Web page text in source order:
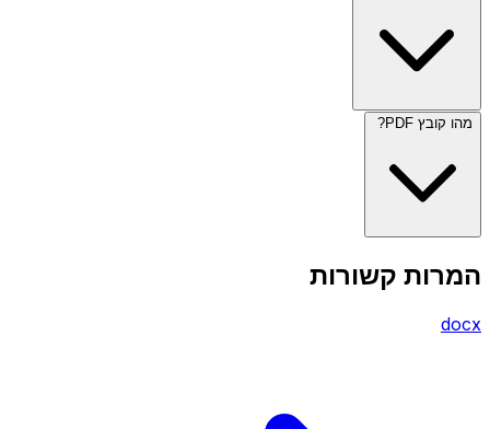
מהו קובץ PDF?
המרות קשורות
docx